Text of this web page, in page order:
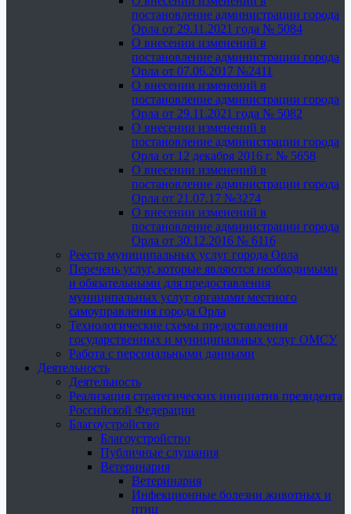
постановление администрации города
Орла от 29.11.2021 года № 5084
О внесении изменений в
постановление администрации города
Орла от 07.06.2017 №2411
О внесении изменений в
постановление администрации города
Орла от 29.11.2021 года № 5082
О внесении изменений в
постановление администрации города
Орла от 12 декабря 2016 г. № 5658
О внесении изменений в
постановление администрации города
Орла от 21.07.17 №3274
О внесении изменений в
постановление администрации города
Орла от 30.12.2016 № 6116
Реестр муниципальных услуг города Орла
Перечень услуг, которые являются необходимыми
и обязательными для предоставления
муниципальных услуг органами местного
самоуправления города Орла
Технологические схемы предоставления
государственных и муниципальных услуг ОМСУ
Работа с персональными данными
Деятельность
Деятельность
Реализация стратегических инициатив президента
Российской Федерации
Благоустройство
Благоустройство
Публичные слушания
Ветеринария
Ветеринария
Инфекционные болезни животных и
птиц